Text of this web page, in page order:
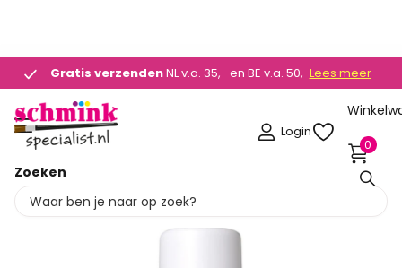
Gratis verzendenNL v.a. 35,- en BE v.a. 50,-Lees meer
Gratis verzenden
Zoeken
Login
0
Deel dit product